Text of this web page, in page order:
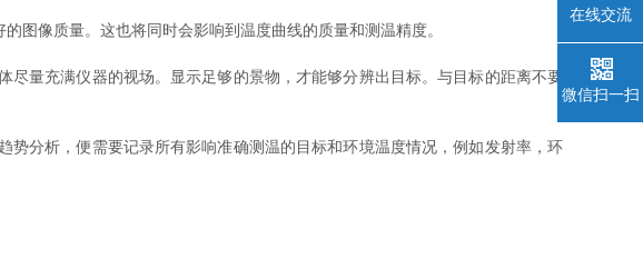
像质量。这也将同时会影响到温度曲线的质量和测温精度。
量充满仪器的视场。显示足够的景物，才能够分辨出目标。与目标的距离不要
分析，便需要记录所有影响准确测温的目标和环境温度情况，例如发射率，环
在线交流
微信扫一扫